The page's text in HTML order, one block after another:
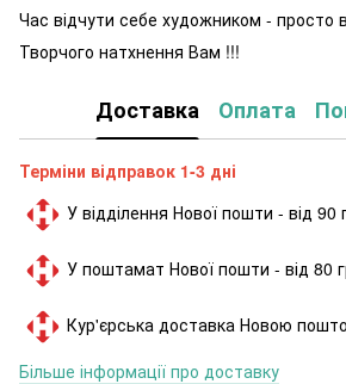
Час відчути себе художником - просто
Творчого натхнення Вам !!!
Доставка Оплата
Терміни відправок 1-3 дні
У відділення Нової пошти - від 90
У поштамат Нової пошти - від 80
Кур'єрська доставка Новою
Більше інформації про доставку